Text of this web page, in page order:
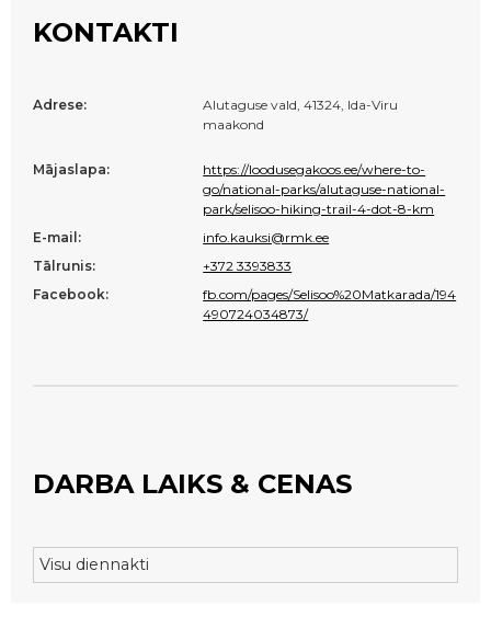
KONTAKTI
Adrese:
Alutaguse vald, 41324, Ida-Viru
maakond
Mājaslapa:
https://loodusegakoos.ee/where-to-
go/national-parks/alutaguse-national-
park/selisoo-hiking-trail-4-dot-8-km
E-mail:
info.kauksi@rmk.ee
Tālrunis:
+372 3393833
Facebook:
fb.com/pages/Selisoo%20Matkarada/194
490724034873/
DARBA LAIKS & CENAS
Visu diennakti